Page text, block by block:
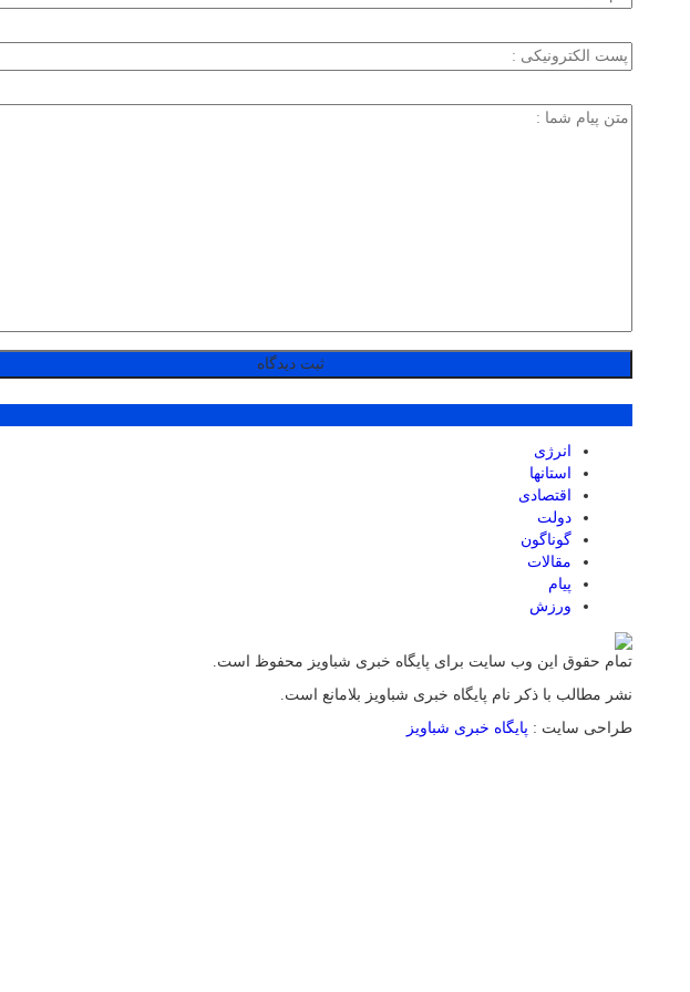
انرژی
استانها
اقتصادی
دولت
گوناگون
مقالات
پیام
ورزش
تمام حقوق این وب سایت برای پایگاه خبری شباویز محفوظ است.
نشر مطالب با ذکر نام پایگاه خبری شباویز بلامانع است.
طراحی سایت : پایگاه خبری شباویز